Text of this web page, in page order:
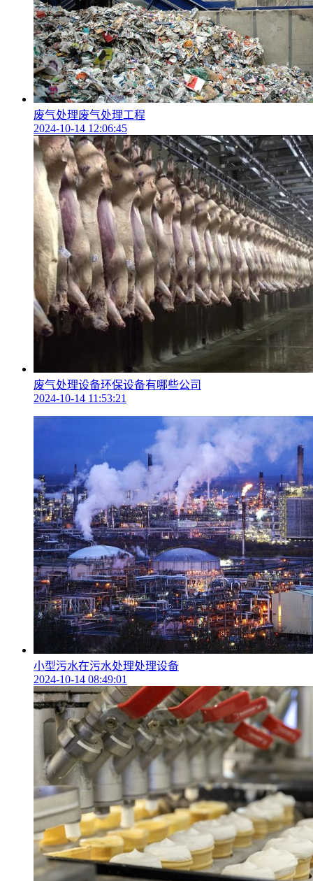
废气处理废气处理工程
2024-10-14 12:06:45
废气处理设备环保设备有哪些公司
2024-10-14 11:53:21
小型污水在污水处理处理设备
2024-10-14 08:49:01